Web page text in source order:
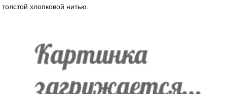
толстой хлопковой нитью.